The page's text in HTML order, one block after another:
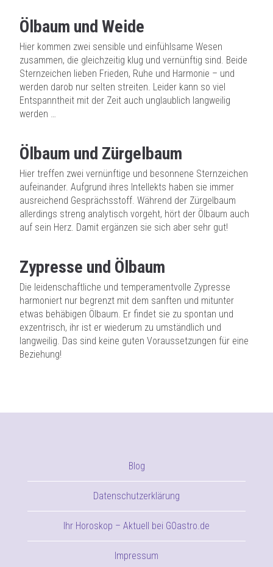
Ölbaum und Weide
Hier kommen zwei sensible und einfühlsame Wesen
zusammen, die gleichzeitig klug und vernünftig sind. Beide
Sternzeichen lieben Frieden, Ruhe und Harmonie – und
werden darob nur selten streiten. Leider kann so viel
Entspanntheit mit der Zeit auch unglaublich langweilig
werden …
Ölbaum und Zürgelbaum
Hier treffen zwei vernünftige und besonnene Sternzeichen
aufeinander. Aufgrund ihres Intellekts haben sie immer
ausreichend Gesprächsstoff. Während der Zürgelbaum
allerdings streng analytisch vorgeht, hört der Ölbaum auch
auf sein Herz. Damit ergänzen sie sich aber sehr gut!
Zypresse und Ölbaum
Die leidenschaftliche und temperamentvolle Zypresse
harmoniert nur begrenzt mit dem sanften und mitunter
etwas behäbigen Ölbaum. Er findet sie zu spontan und
exzentrisch, ihr ist er wiederum zu umständlich und
langweilig. Das sind keine guten Voraussetzungen für eine
Beziehung!
Blog
Datenschutzerklärung
Ihr Horoskop – Aktuell bei GOastro.de
Impressum